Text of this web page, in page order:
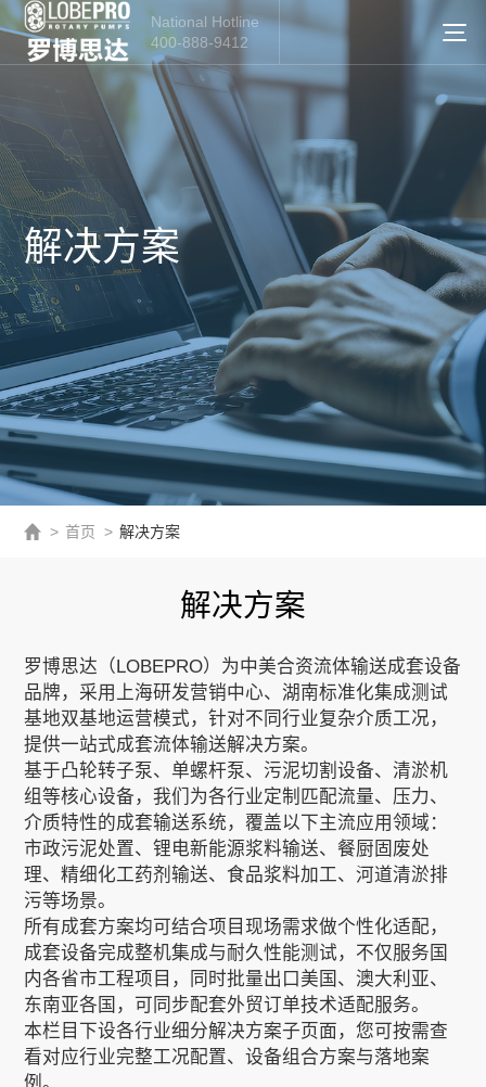
National Hotline
400-888-9412
解决方案
> 首页 > 解决方案
解决方案
罗博思达（LOBEPRO）为中美合资流体输送成套设备
品牌，采用上海研发营销中心、湖南标准化集成测试
基地双基地运营模式，针对不同行业复杂介质工况，
提供一站式成套流体输送解决方案。
基于凸轮转子泵、单螺杆泵、污泥切割设备、清淤机
组等核心设备，我们为各行业定制匹配流量、压力、
介质特性的成套输送系统，覆盖以下主流应用领域：
市政污泥处置、锂电新能源浆料输送、餐厨固废处
理、精细化工药剂输送、食品浆料加工、河道清淤排
污等场景。
所有成套方案均可结合项目现场需求做个性化适配，
成套设备完成整机集成与耐久性能测试，不仅服务国
内各省市工程项目，同时批量出口美国、澳大利亚、
东南亚各国，可同步配套外贸订单技术适配服务。
本栏目下设各行业细分解决方案子页面，您可按需查
看对应行业完整工况配置、设备组合方案与落地案